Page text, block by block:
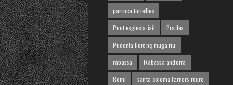
parruca torrelles
Pont esglesia isil
Prades
Pudenta llorenç muga riu
rabassa
Rabassa andorra
Romí
santa coloma farners roure